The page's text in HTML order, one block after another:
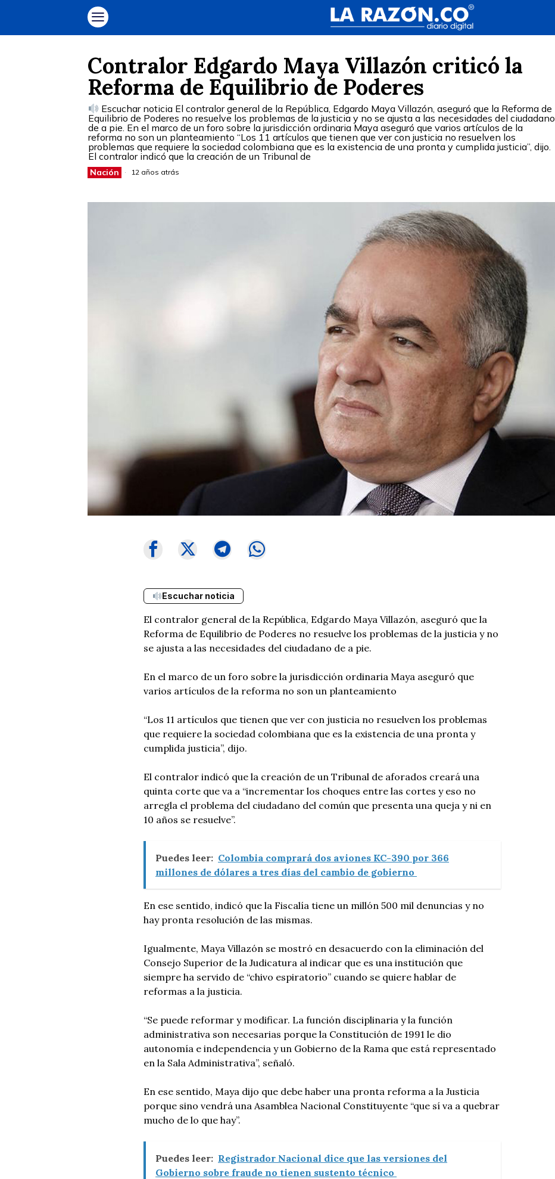
Contralor Edgardo Maya Villazón criticó la
Reforma de Equilibrio de Poderes
Escuchar noticia El contralor general de la República, Edgardo Maya Villazón, aseguró que la Reforma de
Equilibrio de Poderes no resuelve los problemas de la justicia y no se ajusta a las necesidades del ciudadano
de a pie. En el marco de un foro sobre la jurisdicción ordinaria Maya aseguró que varios artículos de la
reforma no son un planteamiento “Los 11 artículos que tienen que ver con justicia no resuelven los
problemas que requiere la sociedad colombiana que es la existencia de una pronta y cumplida justicia”, dijo.
El contralor indicó que la creación de un Tribunal de
Nación 12 años atrás
Escuchar noticia
El contralor general de la República, Edgardo Maya Villazón, aseguró que la
Reforma de Equilibrio de Poderes no resuelve los problemas de la justicia y no
se ajusta a las necesidades del ciudadano de a pie.
En el marco de un foro sobre la jurisdicción ordinaria Maya aseguró que
varios artículos de la reforma no son un planteamiento
“Los 11 artículos que tienen que ver con justicia no resuelven los problemas
que requiere la sociedad colombiana que es la existencia de una pronta y
cumplida justicia”, dijo.
El contralor indicó que la creación de un Tribunal de aforados creará una
quinta corte que va a “incrementar los choques entre las cortes y eso no
arregla el problema del ciudadano del común que presenta una queja y ni en
10 años se resuelve”.
Puedes leer: Colombia comprará dos aviones KC-390 por 366
millones de dólares a tres días del cambio de gobierno
En ese sentido, indicó que la Fiscalía tiene un millón 500 mil denuncias y no
hay pronta resolución de las mismas.
Igualmente, Maya Villazón se mostró en desacuerdo con la eliminación del
Consejo Superior de la Judicatura al indicar que es una institución que
siempre ha servido de “chivo espiratorio” cuando se quiere hablar de
reformas a la justicia.
“Se puede reformar y modificar. La función disciplinaria y la función
administrativa son necesarias porque la Constitución de 1991 le dio
autonomía e independencia y un Gobierno de la Rama que está representado
en la Sala Administrativa”, señaló.
En ese sentido, Maya dijo que debe haber una pronta reforma a la Justicia
porque sino vendrá una Asamblea Nacional Constituyente “que sí va a quebrar
mucho de lo que hay”.
Puedes leer: Registrador Nacional dice que las versiones del
Gobierno sobre fraude no tienen sustento técnico